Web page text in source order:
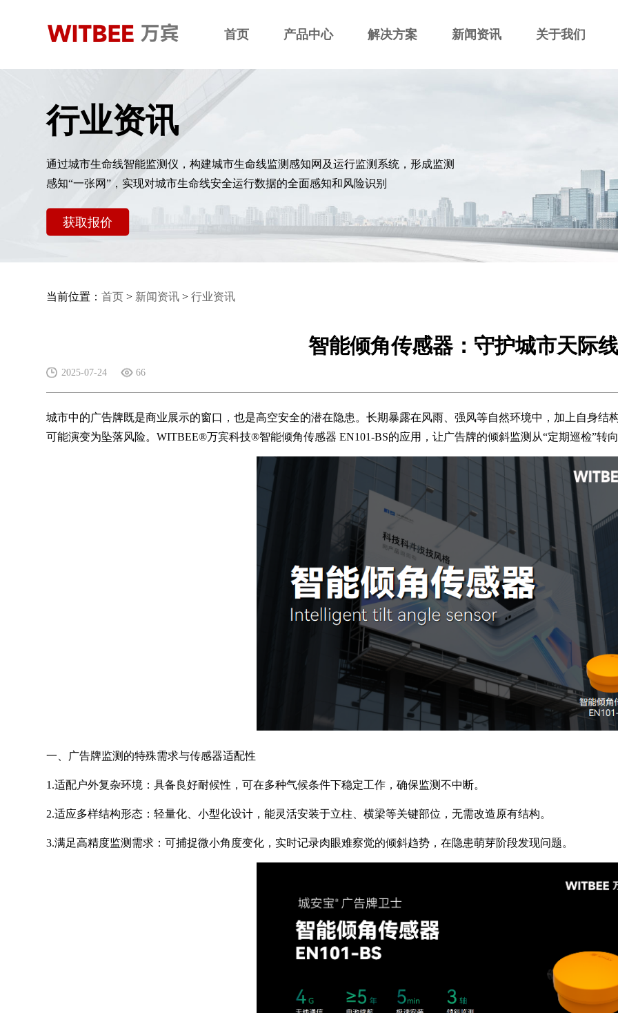
首页 产品中心 解决方案 新闻资讯 关于我们
行业资讯
通过城市生命线智能监测仪，构建城市生命线监测感知网及运行监测系统，形成监测
感知“一张网”，实现对城市生命线安全运行数据的全面感知和风险识别
获取报价
当前位置：首页 > 新闻资讯 >行业资讯
智能倾角传感器：守护城市天际线
2025-07-24 66
城市中的广告牌既是商业展示的窗口，也是高空安全的潜在隐患。长期暴露在风雨、强风等自然环境中，加上自身结
可能演变为坠落风险。WITBEE®万宾科技®智能倾角传感器 EN101-BS的应用，让广告牌的倾斜监测从“定期巡检”转
一、广告牌监测的特殊需求与传感器适配性
1.适配户外复杂环境：具备良好耐候性，可在多种气候条件下稳定工作，确保监测不中断。
2.适应多样结构形态：轻量化、小型化设计，能灵活安装于立柱、横梁等关键部位，无需改造原有结构。
3.满足高精度监测需求：可捕捉微小角度变化，实时记录肉眼难察觉的倾斜趋势，在隐患萌芽阶段发现问题。